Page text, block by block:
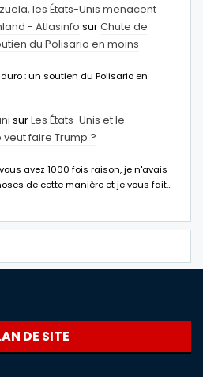
les États-Unis menacent
- Atlasinfo surChute de
du Polisario en moins
: un soutien du Polisario en
surLes États-Unis et le
faire Trump ?
avez 1000 fois raison, je n'avais
de cette manière et je vous fait…
DE SITE